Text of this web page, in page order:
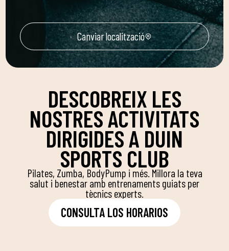
Canviar localització
DESCOBREIX LES
NOSTRES ACTIVITATS
DIRIGIDES A DUIN
SPORTS CLUB
Pilates, Zumba, BodyPump i més. Millora la teva
salut i benestar amb entrenaments guiats per
tècnics experts.
CONSULTA LOS HORARIOS